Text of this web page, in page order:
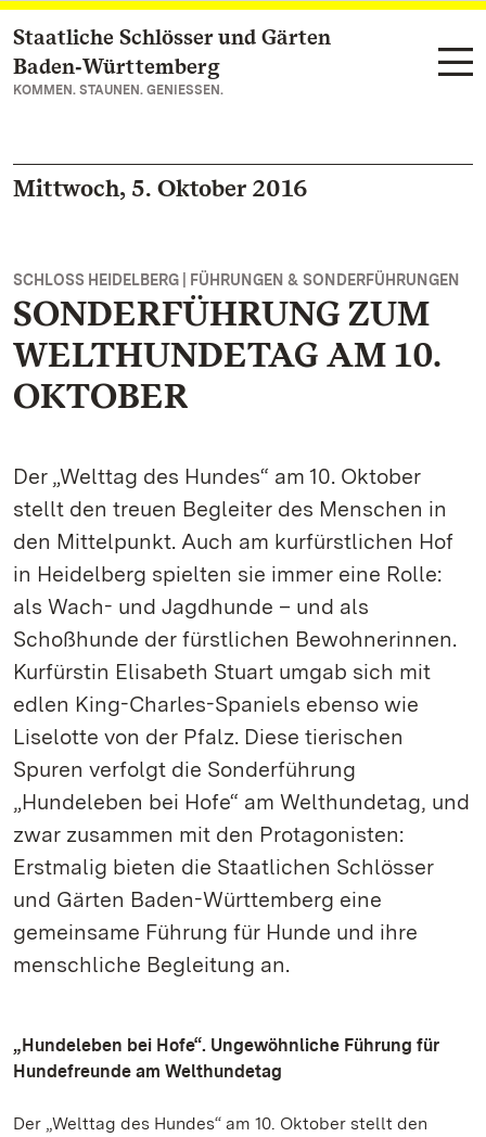
Zum Hauptinhalt springen
Staatliche Schlösser und Gärten
Baden‑Württemberg
KOMMEN. STAUNEN. GENIESSEN.
Mittwoch, 5. Oktober 2016
SCHLOSS HEIDELBERG | FÜHRUNGEN & SONDERFÜHRUNGEN
SONDERFÜHRUNG ZUM
WELTHUNDETAG AM 10.
OKTOBER
Der „Welttag des Hundes“ am 10. Oktober
stellt den treuen Begleiter des Menschen in
den Mittelpunkt. Auch am kurfürstlichen Hof
in Heidelberg spielten sie immer eine Rolle:
als Wach- und Jagdhunde – und als
Schoßhunde der fürstlichen Bewohnerinnen.
Kurfürstin Elisabeth Stuart umgab sich mit
edlen King-Charles-Spaniels ebenso wie
Liselotte von der Pfalz. Diese tierischen
Spuren verfolgt die Sonderführung
„Hundeleben bei Hofe“ am Welthundetag, und
zwar zusammen mit den Protagonisten:
Erstmalig bieten die Staatlichen Schlösser
und Gärten Baden-Württemberg eine
gemeinsame Führung für Hunde und ihre
menschliche Begleitung an.
„Hundeleben bei Hofe“. Ungewöhnliche Führung für
Hundefreunde am Welthundetag
Der „Welttag des Hundes“ am 10. Oktober stellt den